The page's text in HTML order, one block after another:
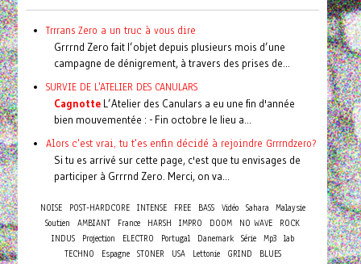
Trrrans Zero a un truc à vous dire
Grrrnd Zero fait l’objet depuis plusieurs mois d’une
campagne de dénigrement, à travers des prises de...
SURVIE DE L'ATELIER DES CANULARS
CagnotteL’Atelier des Canulars a eu une fin d'année
bien mouvementée : - Fin octobre le lieu a...
Alors c'est vrai, tu t'es enfin décidé à rejoindre Grrrndzero?
Si tu es arrivé sur cette page, c'est que tu envisages de
participer à Grrrnd Zero. Merci, on va...
NOISE POST-HARDCORE INTENSE FREE BASS Vidéo Sahara Malaysie
Soutien
AMBIANT France HARSH IMPRO DOOM NO WAVE
ROCK
INDUS
Projection ELECTRO Portugal Danemark Série Mp3
lab
TECHNO
Espagne STONER USA Lettonie GRIND
BLUES